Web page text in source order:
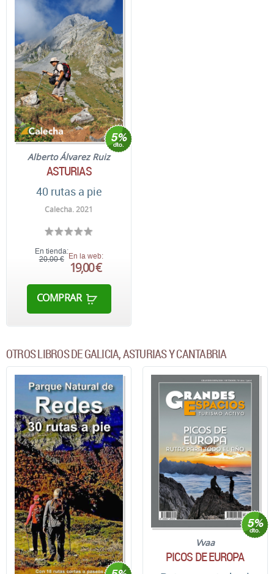
Alberto Álvarez Ruiz
ASTURIAS
40 rutas a pie
Calecha. 2021
En tienda:
20,00 € En la web:
19,00 €
COMPRAR
OTROS LIBROS DE GALICIA, ASTURIAS Y CANTABRIA
Vvaa
PICOS DE EUROPA